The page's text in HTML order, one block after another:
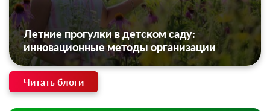
Летние прогулки в детском саду:
инновационные методы организации
Читать блоги